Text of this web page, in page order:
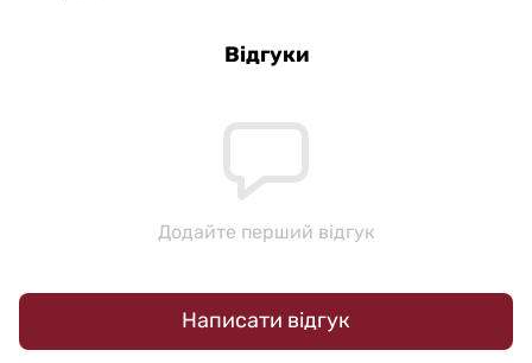
Відгуки
Додайте перший відгук
Написати відгук